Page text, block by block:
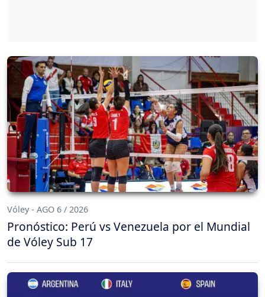
Vóley - AGO 6 / 2026
Pronóstico: Perú vs Venezuela por el Mundial
de Vóley Sub 17